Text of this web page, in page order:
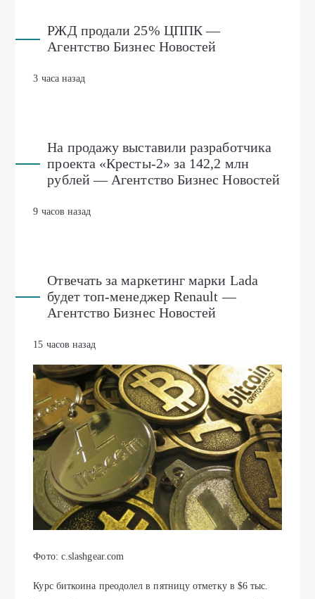
РЖД продали 25% ЦППК —
Агентство Бизнес Новостей
3 часа назад
На продажу выставили разработчика
проекта «Кресты-2» за 142,2 млн
рублей — Агентство Бизнес Новостей
9 часов назад
Отвечать за маркетинг марки Lada
будет топ-менеджер Renault —
Агентство Бизнес Новостей
15 часов назад
Фото: c.slashgear.com
Курс биткоина преодолел в пятницу отметку в $6 тыс.